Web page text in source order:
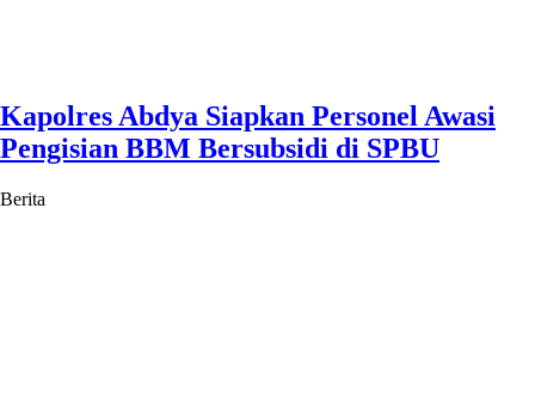
Kapolres Abdya Siapkan Personel Awasi
Pengisian BBM Bersubsidi di SPBU
Berita